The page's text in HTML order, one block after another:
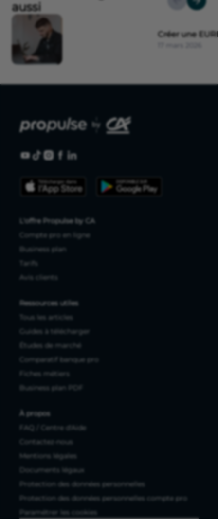
aussi
Créer une
L'offre Propulse by CA
Compte pro en ligne
Business plan
Tarifs
Avis clients
Ressources utiles
Tous les articles
Guides à télécharger
Études de marché
Comparatif banque pro
Fiches métiers
Business plan PDF
À propos
FAQ / Centre d'Aide
Contactez-nous
Mentions légales
Documents légaux
Protection des données personnelles
Protection des données personnelles compte pro
Paramétrer les cookies